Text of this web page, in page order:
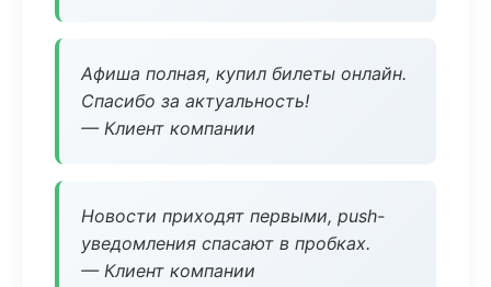
Афиша полная, купил билеты онлайн.
Спасибо за актуальность!
— Клиент компании
Новости приходят первыми, push-
уведомления спасают в пробках.
— Клиент компании